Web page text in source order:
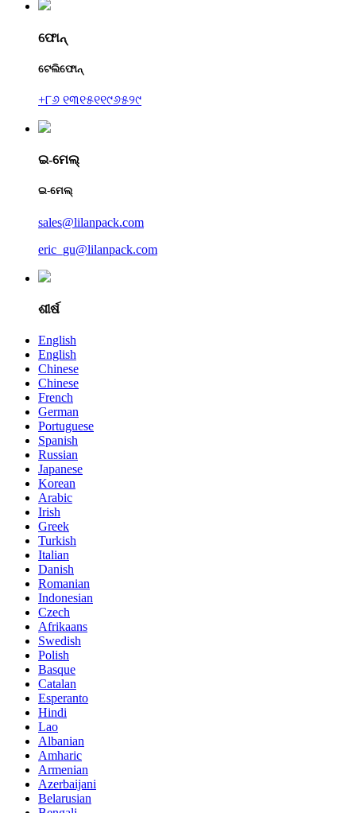
ଫୋନ୍
ଟେଲିଫୋନ୍
+୮୬ ୧୩୧୫୧୧୯୬୫୨୯
ଇ-ମେଲ୍
ଇ-ମେଲ୍
sales@lilanpack.com
eric_gu@lilanpack.com
ଶୀର୍ଷ
English
English
Chinese
Chinese
French
German
Portuguese
Spanish
Russian
Japanese
Korean
Arabic
Irish
Greek
Turkish
Italian
Danish
Romanian
Indonesian
Czech
Afrikaans
Swedish
Polish
Basque
Catalan
Esperanto
Hindi
Lao
Albanian
Amharic
Armenian
Azerbaijani
Belarusian